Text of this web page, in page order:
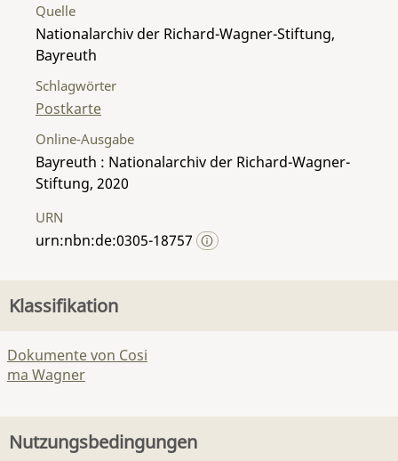
Quelle
Nationalarchiv der Richard-Wagner-Stiftung,
Bayreuth
Schlagwörter
Postkarte
Online-Ausgabe
Bayreuth : Nationalarchiv der Richard-Wagner-
Stiftung, 2020
URN
urn:nbn:de:0305-18757
Klassifikation
Dokumente von Cosi
ma Wagner
Nutzungsbedingungen